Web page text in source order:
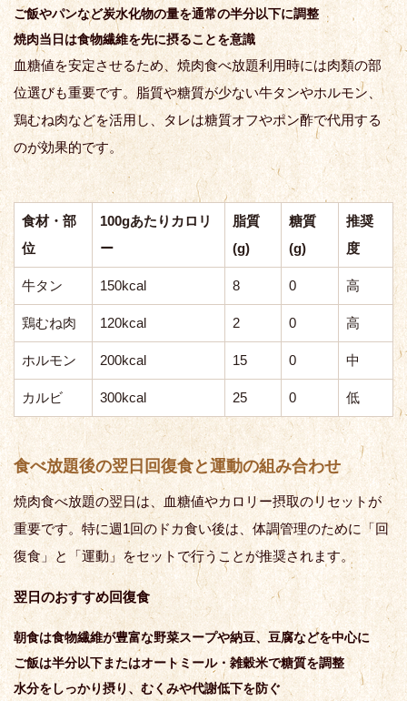
ご飯やパンなど炭水化物の量を通常の半分以下に調整
焼肉当日は食物繊維を先に摂ることを意識
血糖値を安定させるため、焼肉食べ放題利用時には肉類の部
位選びも重要です。脂質や糖質が少ない牛タンやホルモン、
鶏むね肉などを活用し、タレは糖質オフやポン酢で代用する
のが効果的です。
食材・部
位
100gあたりカロリ
ー
脂質
(g)
糖質
(g)
推奨
度
牛タン 150kcal 8 0 高
鶏むね肉 120kcal 2 0 高
ホルモン 200kcal 15 0 中
カルビ 300kcal 25 0 低
食べ放題後の翌日回復食と運動の組み合わせ
焼肉食べ放題の翌日は、血糖値やカロリー摂取のリセットが
重要です。特に週1回のドカ食い後は、体調管理のために「回
復食」と「運動」をセットで行うことが推奨されます。
翌日のおすすめ回復食
朝食は食物繊維が豊富な野菜スープや納豆、豆腐などを中心に
ご飯は半分以下またはオートミール・雑穀米で糖質を調整
水分をしっかり摂り、むくみや代謝低下を防ぐ